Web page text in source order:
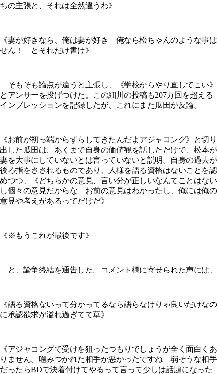
ちの主張と、それは全然違うわ》
《妻が好きなら、俺は妻が好き 俺なら松ちゃんのような事は
せん！ とそれだけ書け》
そもそも論点が違うと主張し、《学校からやり直してこい》
とアンサーを投げつけた。この細川の投稿も207万回を超える
インプレッションを記録したが、これにまた瓜田が反論。
《お前が初っ端からずらしてきたんだよアジャコング》と切り
出した瓜田は、あくまで自身の価値観を話しただけで、松本が
妻を大事にしていないとは言っていないと説明。自身の過去が
後ろ指をさされるものであり、人様を語る資格はないことを認
めつつ、《どちらかの意見、言い分が正しいなんてことはない
し個々の意見だからな お前の意見はわかったし、俺には俺の
意見や考えがあるってだけだ》
《※もうこれが最後です》
と、論争終結を通告した。コメント欄に寄せられた声には、
《語る資格ないって分かってるなら語らなけりゃ良いだけなの
に承認欲求が溢れ過ぎてて草》
《アジャコングで受けを狙ったつもりでしょうが全く面白くあ
りません。噛みつかれた相手が悪かったですね 弱そうな相手
だったらBDで決着付けてやるって言って少しは話題になった